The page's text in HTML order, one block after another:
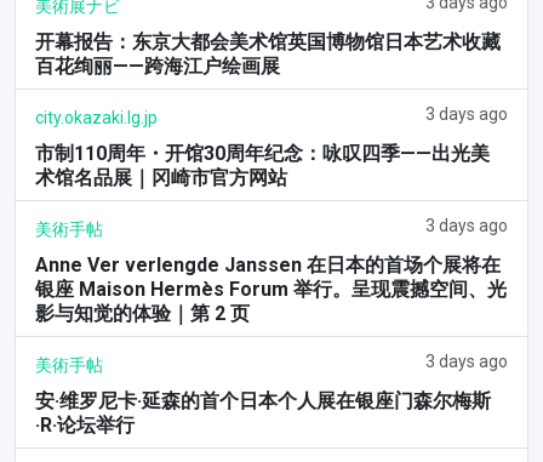
美術展ナビ
开幕报告：东京大都会美术馆英国博物馆日本艺术收藏
百花绚丽——跨海江户绘画展
city.okazaki.lg.jp 3 days ago
市制110周年・开馆30周年纪念：咏叹四季——出光美
术馆名品展｜冈崎市官方网站
美術手帖 3 days ago
Anne Ver verlengde Janssen 在日本的首场个展将在
银座 Maison Hermès Forum 举行。呈现震撼空间、光
影与知觉的体验｜第 2 页
美術手帖 3 days ago
安·维罗尼卡·延森的首个日本个人展在银座门森尔梅斯
·R·论坛举行